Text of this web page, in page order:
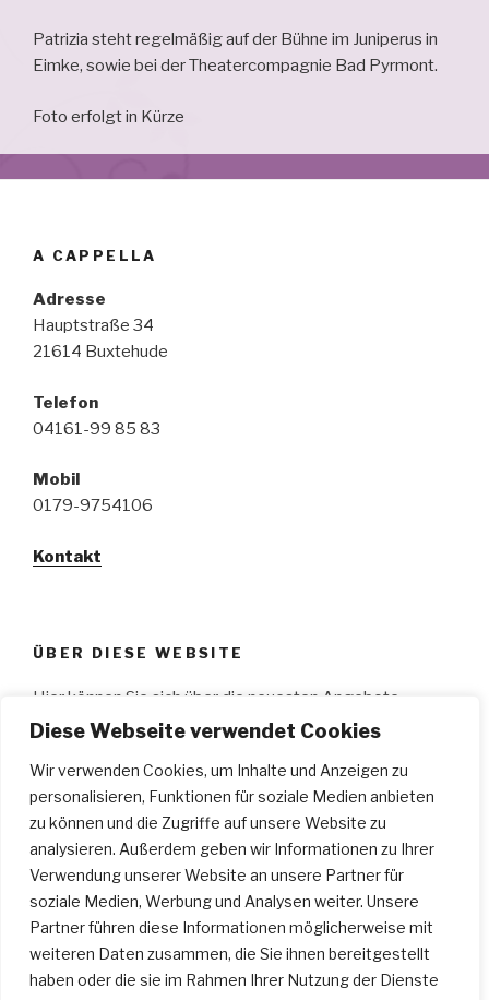
Diese Webseite verwendet Cookies
Wir verwenden Cookies, um Inhalte und Anzeigen zu
personalisieren, Funktionen für soziale Medien anbieten
zu können und die Zugriffe auf unsere Website zu
analysieren. Außerdem geben wir Informationen zu Ihrer
Verwendung unserer Website an unsere Partner für
soziale Medien, Werbung und Analysen weiter. Unsere
Partner führen diese Informationen möglicherweise mit
weiteren Daten zusammen, die Sie ihnen bereitgestellt
haben oder die sie im Rahmen Ihrer Nutzung der Dienste
Patrizia steht regelmäßig auf der Bühne im Juniperus in
Eimke, sowie bei der Theatercompagnie Bad Pyrmont.
Foto erfolgt in Kürze
A CAPPELLA
Adresse
Hauptstraße 34
21614 Buxtehude
Telefon
04161-99 85 83
Mobil
0179-9754106
Kontakt
ÜBER DIESE WEBSITE
Hier können Sie sich über die neuesten Angebote
informieren, wie z.B.: aktuelle Workshops, Ge­sangs­
unterricht, Klavier­unterricht; Bilder von Auftritten der
Schüler des „A Cappellas“ an­schauen und vieles mehr.
Wir wünschen Ihnen viel Spaß…
SUCHEN
Suche